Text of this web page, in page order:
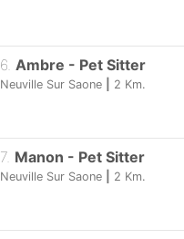
6. Ambre - Pet Sitter
Neuville Sur Saone 2 Km.
7. Manon - Pet Sitter
Neuville Sur Saone 2 Km.